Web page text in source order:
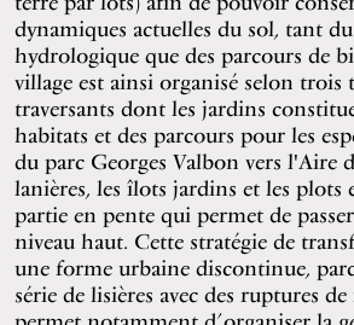
dynamiques actuelles du sol, tant
hydrologique que des parcours de
village est ainsi organisé selon trois
traversants dont les jardins
habitats et des parcours pour les
du parc Georges Valbon vers l'Aire
lanières, les îlots jardins et les plots
partie en pente qui permet de
niveau haut. Cette stratégie de
une forme urbaine discontinue,
série de lisières avec des ruptures